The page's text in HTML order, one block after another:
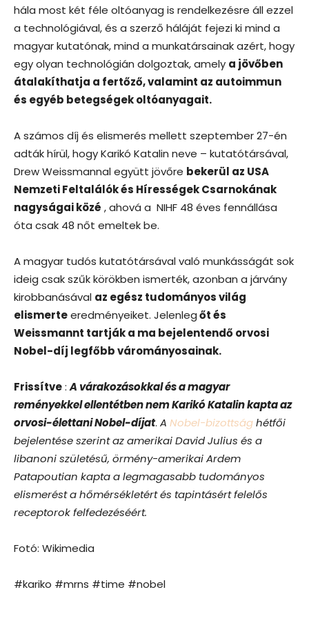
hála most két féle oltóanyag is rendelkezésre áll ezzel
a technológiával, és a szerző háláját fejezi ki mind a
magyar kutatónak, mind a munkatársainak azért, hogy
egy olyan technológián dolgoztak, amely a jövőben
átalakíthatja a fertőző, valamint az autoimmun
és egyéb betegségek oltóanyagait.
A számos díj és elismerés mellett szeptember 27-én
adták hírül, hogy Karikó Katalin neve – kutatótársával,
Drew Weissmannal együtt jövőre bekerül az USA
Nemzeti Feltalálók és Hírességek Csarnokának
nagyságai közé , ahová a NIHF 48 éves fennállása
óta csak 48 nőt emeltek be.
A magyar tudós kutatótársával való munkásságát sok
ideig csak szűk körökben ismerték, azonban a járvány
kirobbanásával az egész tudományos világ
elismerteeredményeiket. Jelenlegőt és
Weissmannt tartják a ma bejelentendő orvosi
Nobel-díj legfőbb várományosainak.
Frissítve: A várakozásokkal és a magyar
reményekkel ellentétben nem Karikó Katalin kapta az
orvosi-élettani Nobel-díjat. A Nobel-bizottsághétfői
bejelentése szerint az amerikai David Julius és a
libanoni születésű, örmény-amerikai Ardem
Patapoutian kapta a legmagasabb tudományos
elismerést a hőmérsékletért és tapintásért felelős
receptorok felfedezéséért.
Fotó: Wikimedia
#kariko #mrns #time #nobel